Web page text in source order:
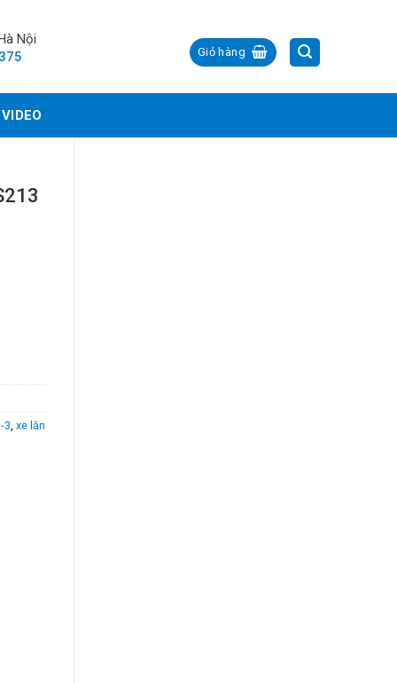
Nội
Giỏ hàng
VIDEO
3 xe lăn